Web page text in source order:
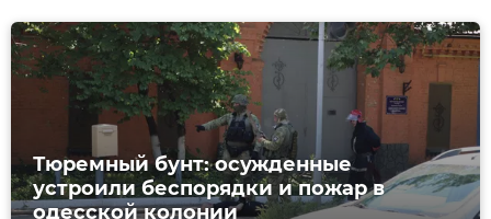
Тюремный бунт: осужденные
устроили беспорядки и пожар в
одесской колонии